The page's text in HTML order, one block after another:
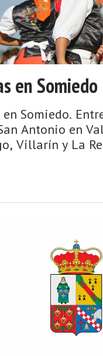
en Somiedo
en Somiedo.
Antonio en
Villarín y La